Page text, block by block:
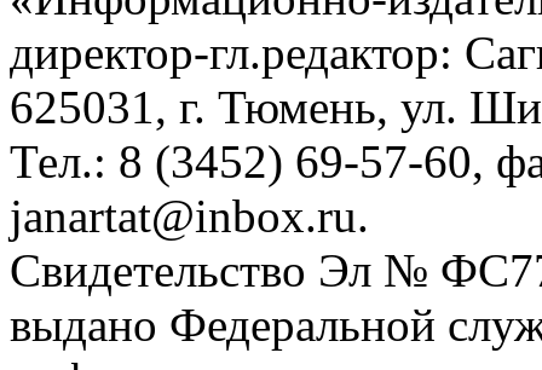
директор-гл.редактор:
625031, г. Тюмень, ул.
Тел.: 8 (3452) 69-57-60,
janartat@inbox.ru.
Свидетельство Эл №
выдано Федеральной